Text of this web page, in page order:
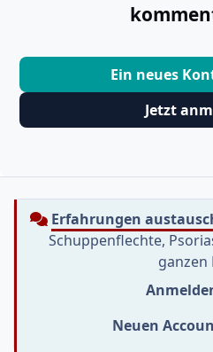
Ein neues
Jetzt
Erfahrungen
Schuppenflechte,
ganzen
Neuen